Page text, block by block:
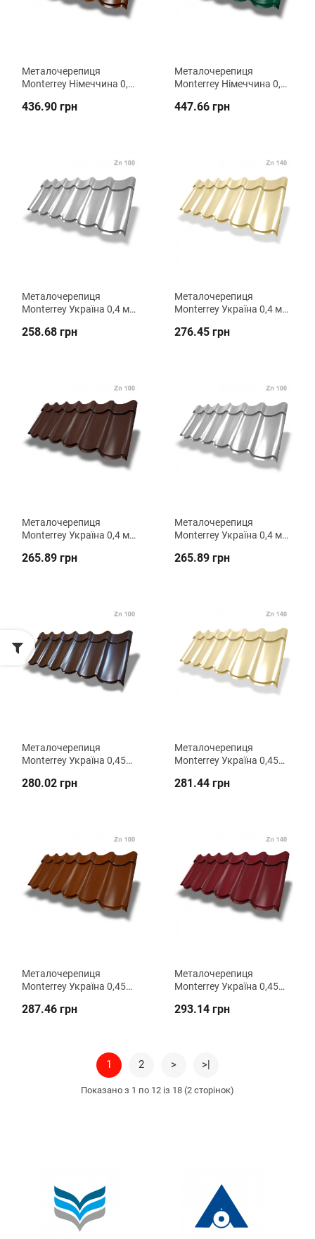
Металочерепиця
Monterrey Німеччина 0,5
436.90 грн
Металочерепиця
Monterrey Німеччина 0,5
447.66 грн
Металочерепиця
Monterrey Україна 0,4 мм
258.68 грн
Металочерепиця
Monterrey Україна 0,4 мм
276.45 грн
Металочерепиця
Monterrey Україна 0,4 мм
Металіка
265.89 грн
Металочерепиця
Monterrey Україна 0,4 мм
Металіка
265.89 грн
Металочерепиця
Monterrey Україна 0,45
Металіка
280.02 грн
Металочерепиця
Monterrey Україна 0,45
Металіка
281.44 грн
Металочерепиця
Monterrey Україна 0,45
Металіка
287.46 грн
Металочерепиця
Monterrey Україна 0,45
Металіка
293.14 грн
1 2 > >|
Показано з 1 по 12 із 18 (2 сторінок)